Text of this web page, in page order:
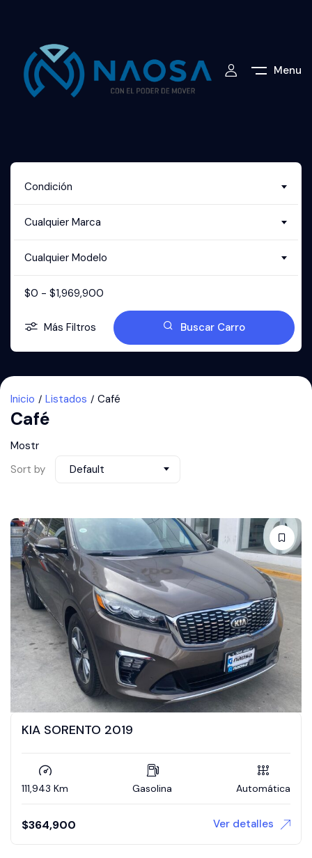
Menu
Condición
Cualquier Marca
Cualquier Modelo
$0 - $1,969,900
Más Filtros Buscar Carro
Inicio Listados Café
Café
Mostr
Sort by
Default
KIA SORENTO 2019
111,943 Km Gasolina Automática
$364,900 Ver detalles